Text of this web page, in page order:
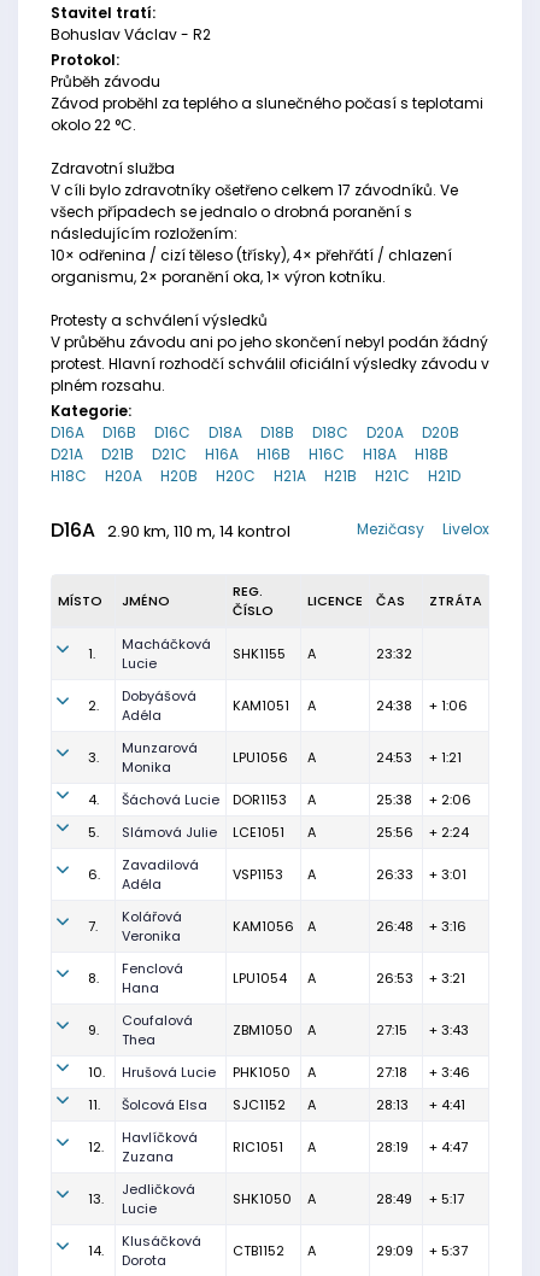
Stavitel tratí:
Bohuslav Václav - R2
Protokol:
Průběh závodu
Závod proběhl za teplého a slunečného počasí s teplotami
okolo 22 °C.
Zdravotní služba
V cíli bylo zdravotníky ošetřeno celkem 17 závodníků. Ve
všech případech se jednalo o drobná poranění s
následujícím rozložením:
10× odřenina / cizí těleso (třísky), 4× přehřátí / chlazení
organismu, 2× poranění oka, 1× výron kotníku.
Protesty a schválení výsledků
V průběhu závodu ani po jeho skončení nebyl podán žádný
protest. Hlavní rozhodčí schválil oficiální výsledky závodu v
plném rozsahu.
Kategorie:
D16A
D16B D16C D18A D18B D18C D20A
D20B
D21A
D21B D21C H16A H16B H16C H18A
H18B
H18C
H20A H20B H20C H21A H21B H21C H21D
D16A 2.90 km, 110 m, 14 kontrol Livelox
Mezičasy
MÍSTO JMÉNO
REG.
ČÍSLO
LICENCE ČAS ZTRÁTA
1.
Macháčková
Lucie
SHK1155 A 23:32
2.
Dobyášová
Adéla
KAM1051 A 24:38 + 1:06
3.
Munzarová
Monika
LPU1056 A 24:53 + 1:21
4. Šáchová Lucie DOR1153 A 25:38
+ 2:06
5.
Slámová Julie LCE1051 A 25:56 + 2:24
6.
Zavadilová
Adéla
VSP1153 A 26:33 + 3:01
7.
Kolářová
Veronika
KAM1056 A 26:48 + 3:16
8.
Fenclová
Hana
LPU1054 A 26:53 + 3:21
9.
Coufalová
Thea
ZBM1050 A 27:15 + 3:43
10. Hrušová Lucie PHK1050 A 27:18
+ 3:46
11.
Šolcová Elsa SJC1152 A 28:13 + 4:41
12.
Havlíčková
Zuzana
RIC1051 A 28:19 + 4:47
13.
Jedličková
Lucie
SHK1050 A 28:49 + 5:17
14.
Klusáčková
Dorota
CTB1152 A 29:09 + 5:37